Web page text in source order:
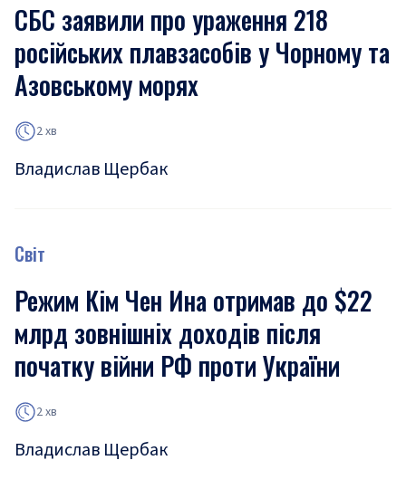
СБС заявили про ураження 218
російських плавзасобів у Чорному та
Азовському морях
2 хв
Владислав Щербак
Світ
Режим Кім Чен Ина отримав до $22
млрд зовнішніх доходів після
початку війни РФ проти України
2 хв
Владислав Щербак